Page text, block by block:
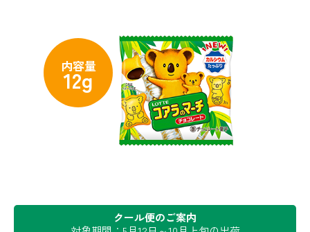
内容量
12g
クール便のご案内